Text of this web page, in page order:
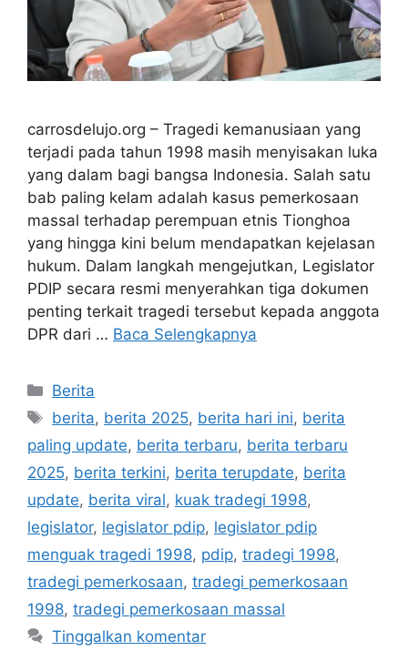
carrosdelujo.org – Tragedi kemanusiaan yang
terjadi pada tahun 1998 masih menyisakan luka
yang dalam bagi bangsa Indonesia. Salah satu
bab paling kelam adalah kasus pemerkosaan
massal terhadap perempuan etnis Tionghoa
yang hingga kini belum mendapatkan kejelasan
hukum. Dalam langkah mengejutkan, Legislator
PDIP secara resmi menyerahkan tiga dokumen
penting terkait tragedi tersebut kepada anggota
DPR dari … Baca Selengkapnya
Kategori
Berita
Tag
berita, berita 2025, berita hari ini, berita
paling update, berita terbaru, berita terbaru
2025, berita terkini, berita terupdate, berita
update, berita viral, kuak tradegi 1998,
legislator, legislator pdip, legislator pdip
menguak tragedi 1998, pdip, tradegi 1998,
tradegi pemerkosaan, tradegi pemerkosaan
1998, tradegi pemerkosaan massal
Tinggalkan komentar